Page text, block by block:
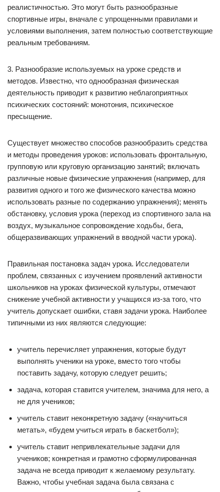
реалистичностью. Это могут быть разнообразные
спортивные игры, вначале с упрощенными правилами и
условиями выполнения, затем полностью соответствующие
реальным требованиям.
3. Разнообразие используемых на уроке средств и
методов. Известно, что однообразная физическая
деятельность приводит к развитию неблагоприятных
психических состояний: монотония, психическое
пресыщение.
Существует множество способов разнообразить средства
и методы проведения уроков: использовать фронтальную,
групповую или круговую организацию занятий; включать
различные новые физические упражнения (например, для
развития одного и того же физического качества можно
использовать разные по содержанию упражнения); менять
обстановку, условия урока (переход из спортивного зала на
воздух, музыкальное сопровождение ходьбы, бега,
общеразвивающих упражнений в вводной части урока).
Правильная постановка задач урока. Исследователи
проблем, связанных с изучением проявлений активности
школьников на уроках физической культуры, отмечают
снижение учебной активности у учащихся из-за того, что
учитель допускает ошибки, ставя задачи урока. Наиболее
типичными из них являются следующие:
учитель перечисляет упражнения, которые будут
выполнять ученики на уроке, вместо того чтобы
поставить задачу, которую следует решить;
задача, которая ставится учителем, значима для него, а
не для учеников;
учитель ставит неконкретную задачу («научиться
метать», «будем учиться играть в баскетбол»);
учитель ставит непривлекательные задачи для
учеников; конкретная и грамотно сформулированная
задача не всегда приводит к желаемому результату.
Важно, чтобы учебная задача была связана с